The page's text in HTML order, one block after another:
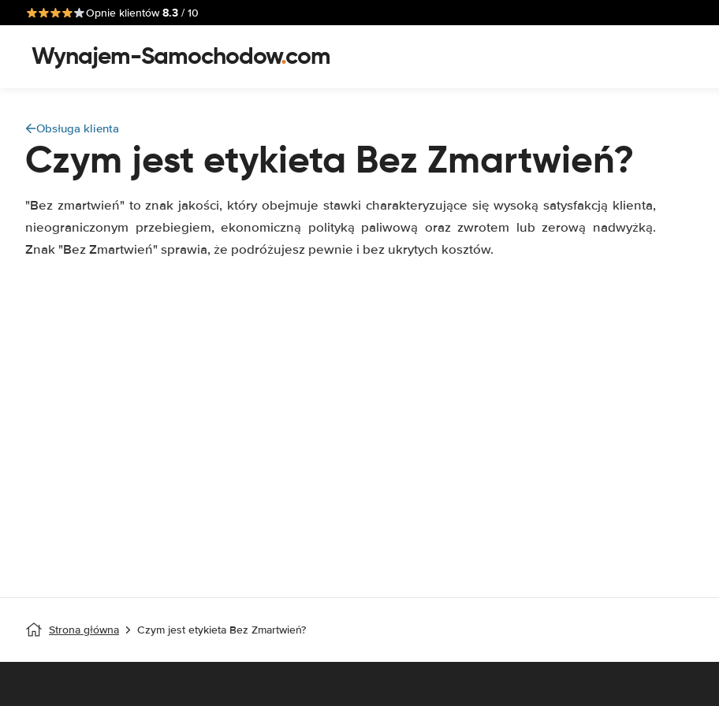
Opnie klientów8.3 / 10
Wynajem-Samochodow.com
Obsługa klienta
Czym jest etykieta Bez Zmartwień?
"Bez zmartwień" to znak jakości, który obejmuje stawki charakteryzujące się wysoką satysfakcją klienta,
nieograniczonym przebiegiem, ekonomiczną polityką paliwową oraz zwrotem lub zerową nadwyżką.
Znak "Bez Zmartwień" sprawia, że podróżujesz pewnie i bez ukrytych kosztów.
Strona główna Czym jest etykieta Bez Zmartwień?